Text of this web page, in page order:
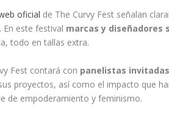
oficial de The Curvy Fest señalan
En este festival marcas y diseñadores
todo en tallas extra.
Fest contará con panelistas invitadas
proyectos, así como el impacto que
de empoderamiento y feminismo.